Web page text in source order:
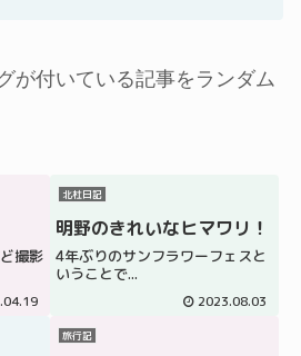
が付いている記事をランダム
撮影
北杜日記
明野のきれいなヒマワリ！
4年ぶりのサンフラワーフェスと
いうことで...
2023.08.03
旅行記